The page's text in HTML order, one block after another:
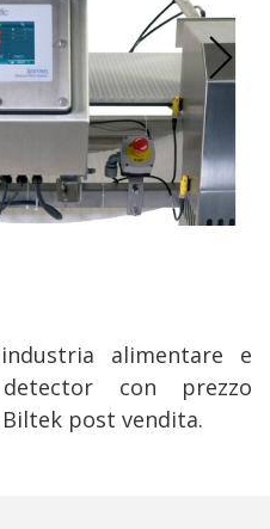
alimentare e
con prezzo
post vendita.